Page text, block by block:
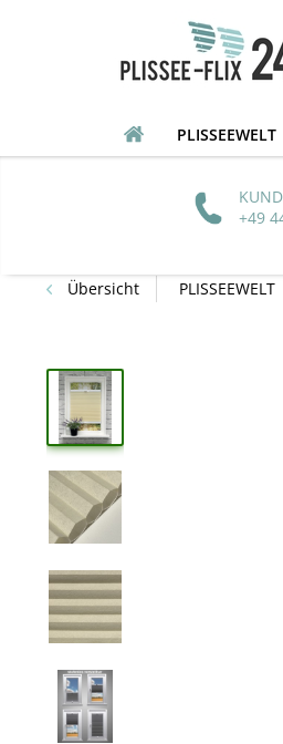
PLISSEEWELT
+49
Übersicht PLISSEEWELT